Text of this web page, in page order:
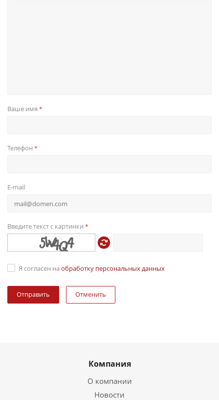
Ваше имя *
Телефон *
E-mail
Введите текст с картинки *
Я согласен на обработку персональных данных
Отменить
Компания
О компании
Новости